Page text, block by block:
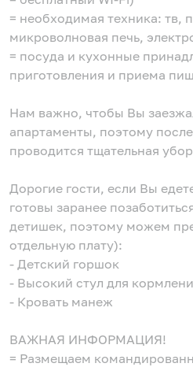
= необходимая техника: тв, плита, холодильник,
микроволновая печь,
= посуда и кухонные
приготовления и приема
Нам важно, чтобы Вы
апартаменты, поэтому
проводится тщательная
Дорогие гости, если Вы
готовы заранее
детишек, поэтому можем
отдельную плату):
- Детский горшок
- Высокий стул для
- Кровать манеж
ВАЖНАЯ ИНФОРМАЦИЯ!
= Размещаем